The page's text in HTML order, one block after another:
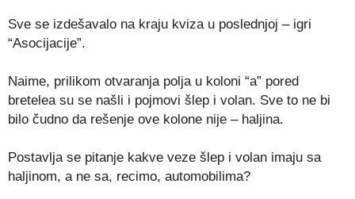
Sve se izdešavalo na kraju kviza u poslednjoj – igri
“Asocijacije”.
Naime, prilikom otvaranja polja u koloni “a” pored
bretelea su se našli i pojmovi šlep i volan. Sve to ne bi
bilo čudno da rešenje ove kolone nije – haljina.
Postavlja se pitanje kakve veze šlep i volan imaju sa
haljinom, a ne sa, recimo, automobilima?